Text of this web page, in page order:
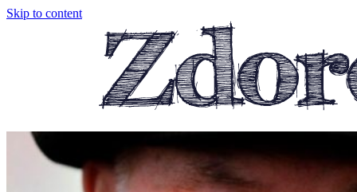
Skip to content